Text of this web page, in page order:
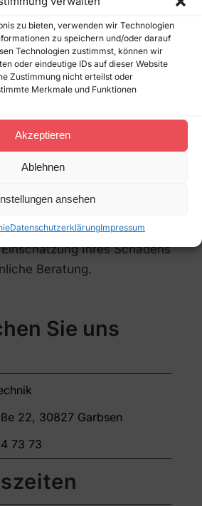
zu bieten, verwenden wir Technologien
zu speichern und/oder darauf
Technologien zustimmst, können wir
oder eindeutige IDs auf dieser Website
Zustimmung nicht erteilst oder
Merkmale und Funktionen
Akzeptieren
Ablehnen
ansehen
DatenschutzerklärungImpressum
eine Reparatur in unserer
gleichbleibend hohe
ist. Je nach Schaden
auch einenmobilen
an.
und Beulen fachgerecht
Beulendoktor für Wunstorf
uns jetztfür eine
Ihres Schadens
Beratung.
Sie uns
22, 30827 Garbsen
73 73